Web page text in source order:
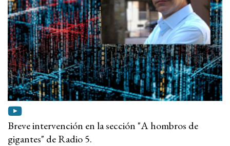
Breve intervención en la sección "A hombros de
gigantes" de Radio 5.